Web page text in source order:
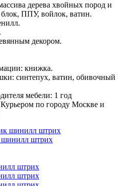
дерева хвойных пород и
ППУ, войлок, ватин.
декором.
книжка.
синтепух, ватин, обивочный
мебели: 1 год
по городу Москве и
шинилл штрих